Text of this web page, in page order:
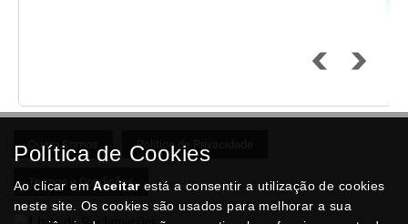
Quem Somos Politica de Privacidade
Termos e Condições
Política de Cookies
Ao clicar emAceitarestá a consentir a utilização de cookies
neste site. Os cookies são usados para melhorar a sua